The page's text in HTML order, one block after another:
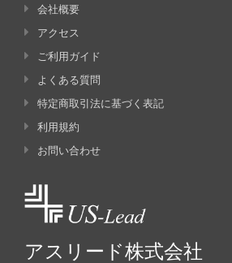
会社概要
アクセス
ご利用ガイド
よくある質問
特定商取引法に基づく表記
利用規約
お問い合わせ
アスリード株式会社